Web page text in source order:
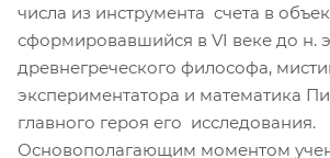
числа из инструмента счета в
сформировавшийся в VI веке до н.
древнегреческого философа,
экспериментатора и математика
главного героя его исследования.
Основополагающим моментом